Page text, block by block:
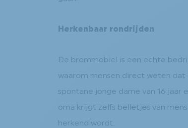
Herkenbaar rondrijden
De brommobiel is een echte
waarom mensen direct weten
spontane jonge dame van 16
oma krijgt zelfs belletjes van
herkend wordt.